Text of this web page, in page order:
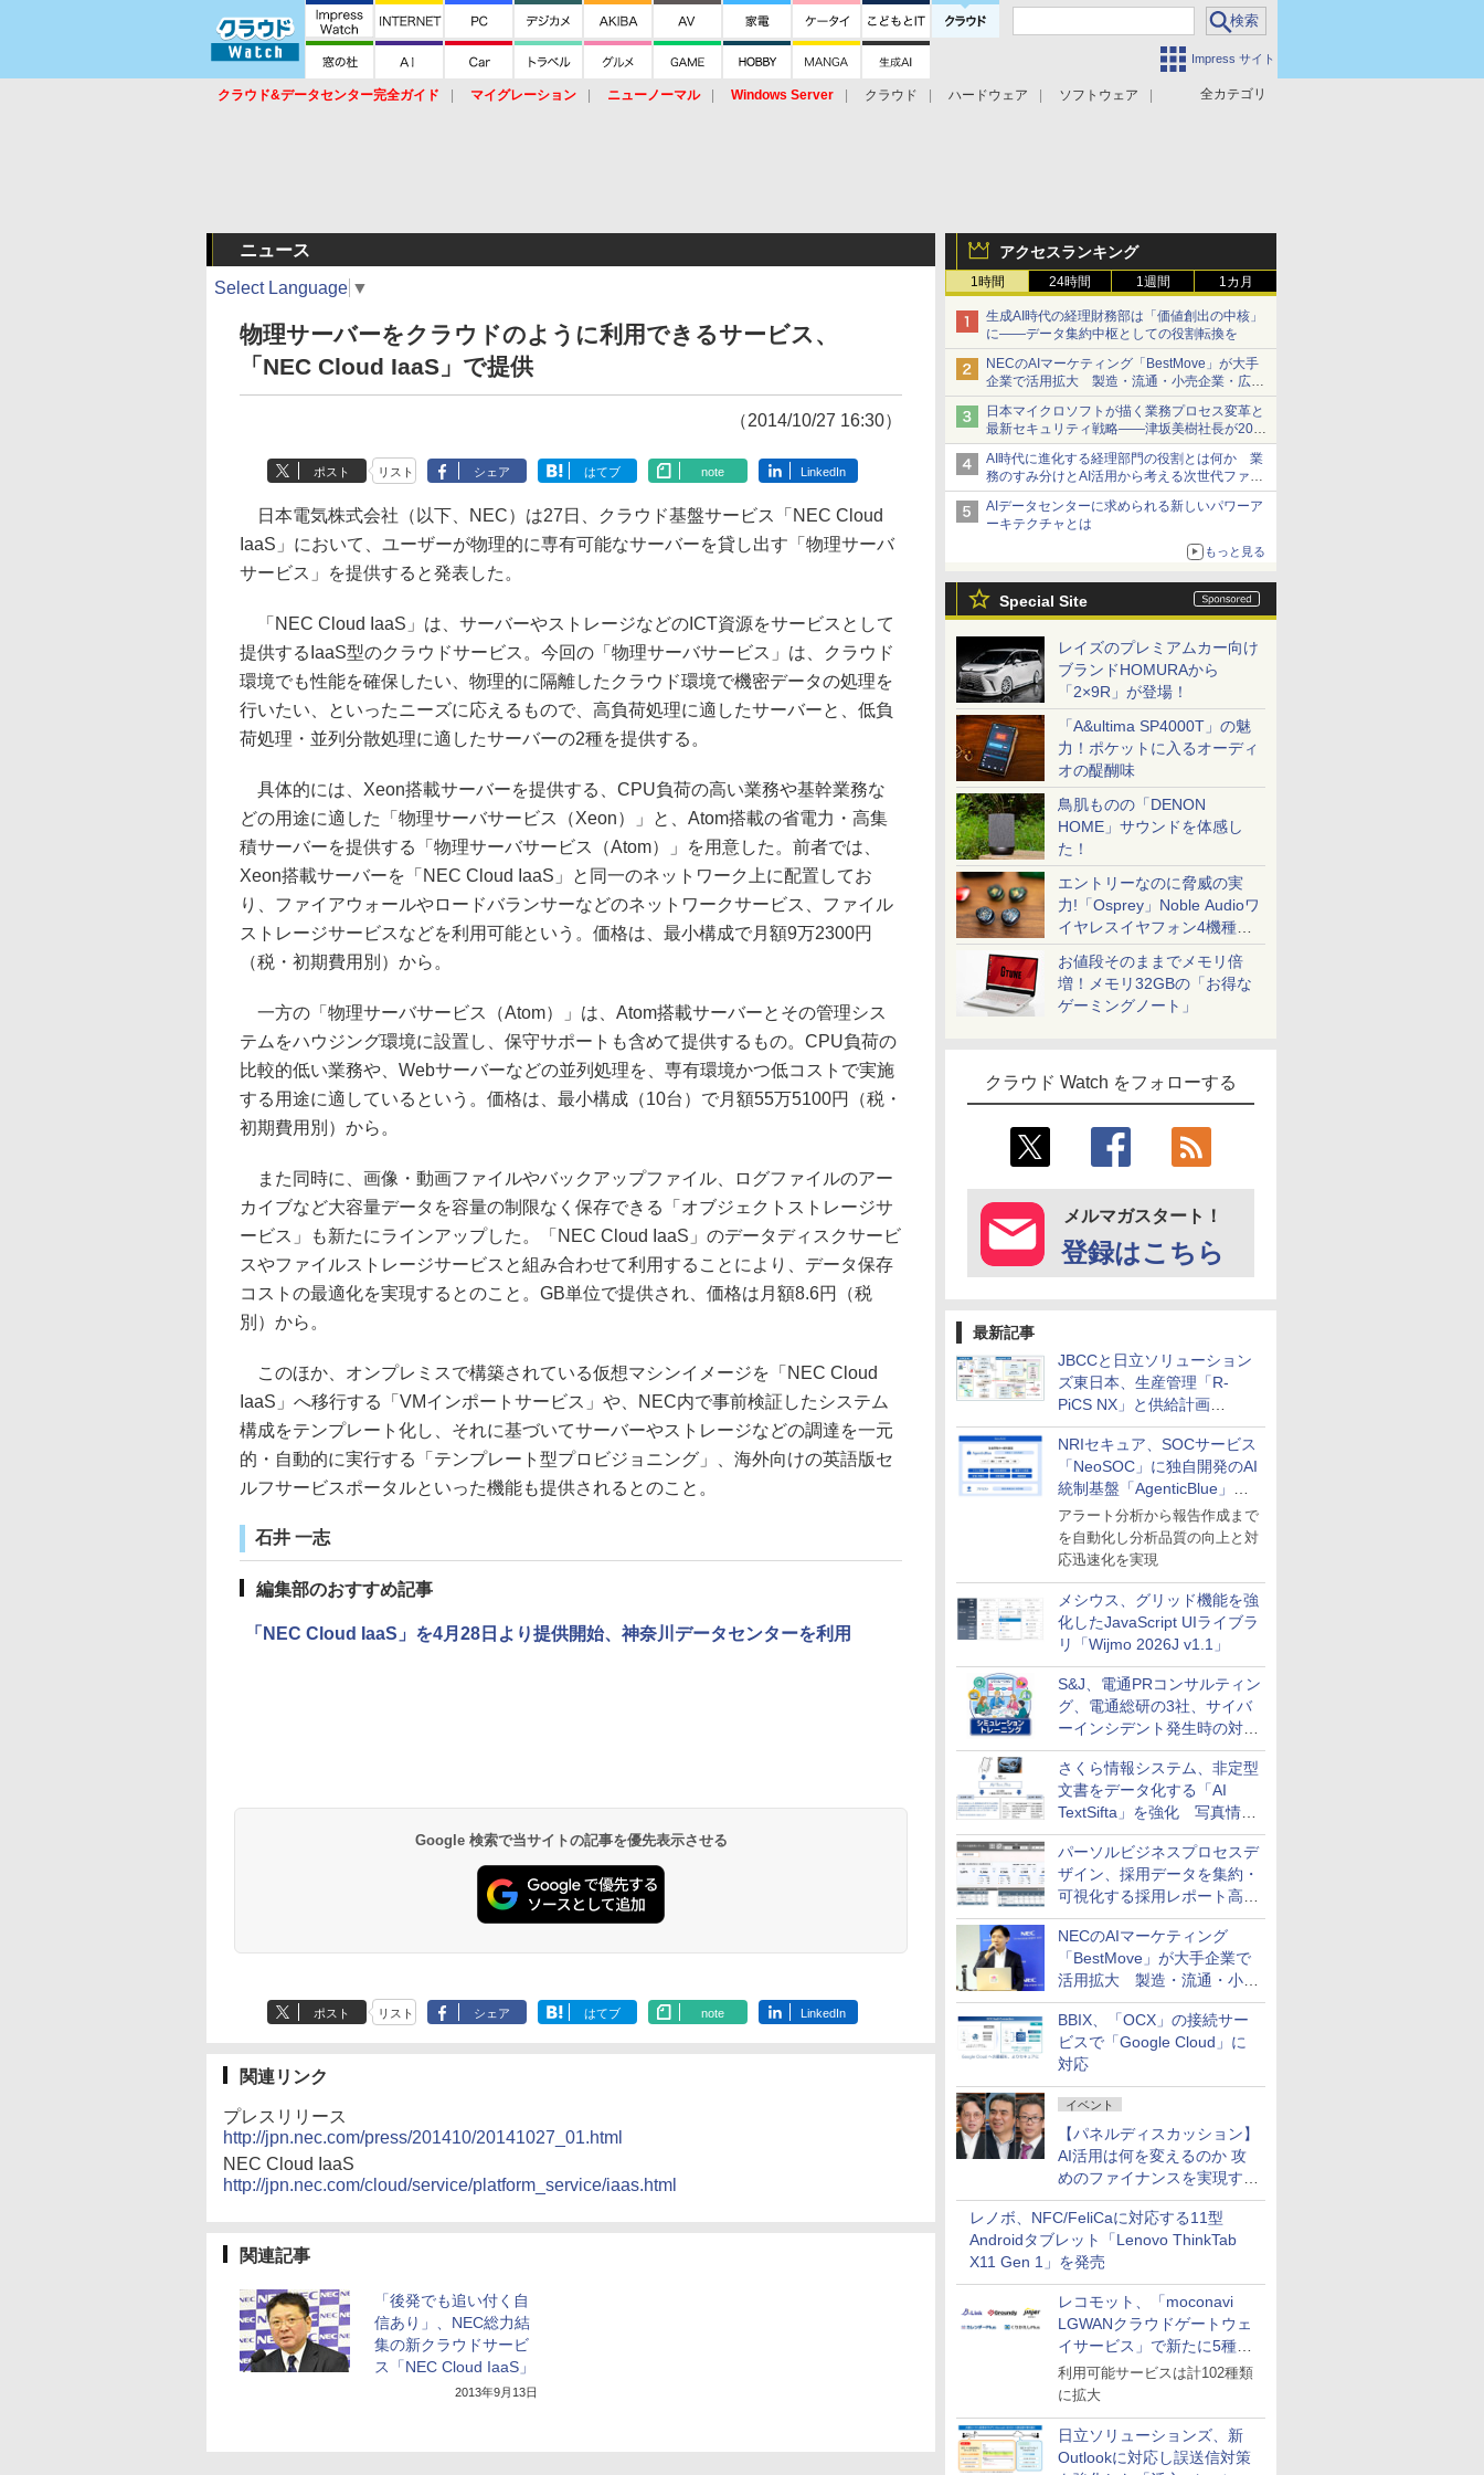
Impress サイト
全カテゴリ
クラウド&データセンター完全ガイド マイグレーション ニューノーマル Windows Server クラウド ハードウェア
ソフトウェア
アクセスランキング
1時間 24時間 1週間 1カ月
生成AI時代の経理財務部は「価値創出の中核」
に――データ集約中枢としての役割転換を
NECのAIマーケティング「BestMove」が大手
企業で活用拡大 製造・流通・小売企業・広告
代理店などが実装フェーズへ
日本マイクロソフトが描く業務プロセス変革と
最新セキュリティ戦略――津坂美樹社長が2027
年度戦略を説明
AI時代に進化する経理部門の役割とは何か 業
務のすみ分けとAI活用から考える次世代ファイ
ナンス戦略
AIデータセンターに求められる新しいパワーア
ーキテクチャとは
もっと見る
Special Site
レイズのプレミアムカー向け
ブランドHOMURAから
「2×9R」が登場！
「A&ultima SP4000T」の魅
力！ポケットに入るオーディ
オの醍醐味
鳥肌ものの「DENON
HOME」サウンドを体感し
た！
エントリーなのに脅威の実
力!「Osprey」Noble Audioワ
イヤレスイヤフォン4機種を
一気に聴く
お値段そのままでメモリ倍
増！メモリ32GBの「お得な
ゲーミングノート」
クラウド Watch をフォローする
メルマガスタート！
登録はこちら
最新記事
JBCCと日立ソリューション
ズ東日本、生産管理「R-
PiCS NX」と供給計画
「scSQUARE ISP」の連携サ
ービスを提供開始
NRIセキュア、SOCサービス
「NeoSOC」に独自開発のAI
統制基盤「AgenticBlue」を
導入
アラート分析から報告作成まで
を自動化し分析品質の向上と対
応迅速化を実現
メシウス、グリッド機能を強
化したJavaScript UIライブラ
リ「Wijmo 2026J v1.1」
S&J、電通PRコンサルティン
グ、電通総研の3社、サイバ
ーインシデント発生時の対応
と危機管理広報を一体的に訓
練するプログラムを提供
さくら情報システム、非定型
文書をデータ化する「AI
TextSifta」を強化 写真情報
のデータ化などに対応
パーソルビジネスプロセスデ
ザイン、採用データを集約・
可視化する採用レポート高速
化サービスを提供
NECのAIマーケティング
「BestMove」が大手企業で
活用拡大 製造・流通・小売
企業・広告代理店などが実装
フェーズへ
BBIX、「OCX」の接続サー
ビスで「Google Cloud」に
対応
イベント
【パネルディスカッション】
AI活用は何を変えるのか 攻
めのファイナンスを実現する
業務設計とマインドセット変
革
レノボ、NFC/FeliCaに対応する11型
Androidタブレット「Lenovo ThinkTab
X11 Gen 1」を発売
レコモット、「moconavi
LGWANクラウドゲートウェ
イサービス」で新たに5種類
のサービスと連携開始
利用可能サービスは計102種類
に拡大
日立ソリューションズ、新
Outlookに対応し誤送信対策
ニュース
Select Language ▼
物理サーバーをクラウドのように利用できるサービス、
「NEC Cloud IaaS」で提供
（2014/10/27 16:30）
ポスト リスト シェア はてブ note LinkedIn
日本電気株式会社（以下、NEC）は27日、クラウド基盤サービス「NEC Cloud
IaaS」において、ユーザーが物理的に専有可能なサーバーを貸し出す「物理サーバ
サービス」を提供すると発表した。
「NEC Cloud IaaS」は、サーバーやストレージなどのICT資源をサービスとして
提供するIaaS型のクラウドサービス。今回の「物理サーバサービス」は、クラウド
環境でも性能を確保したい、物理的に隔離したクラウド環境で機密データの処理を
行いたい、といったニーズに応えるもので、高負荷処理に適したサーバーと、低負
荷処理・並列分散処理に適したサーバーの2種を提供する。
具体的には、Xeon搭載サーバーを提供する、CPU負荷の高い業務や基幹業務な
どの用途に適した「物理サーバサービス（Xeon）」と、Atom搭載の省電力・高集
積サーバーを提供する「物理サーバサービス（Atom）」を用意した。前者では、
Xeon搭載サーバーを「NEC Cloud IaaS」と同一のネットワーク上に配置してお
り、ファイアウォールやロードバランサーなどのネットワークサービス、ファイル
ストレージサービスなどを利用可能という。価格は、最小構成で月額9万2300円
（税・初期費用別）から。
一方の「物理サーバサービス（Atom）」は、Atom搭載サーバーとその管理シス
テムをハウジング環境に設置し、保守サポートも含めて提供するもの。CPU負荷の
比較的低い業務や、Webサーバーなどの並列処理を、専有環境かつ低コストで実施
する用途に適しているという。価格は、最小構成（10台）で月額55万5100円（税・
初期費用別）から。
また同時に、画像・動画ファイルやバックアップファイル、ログファイルのアー
カイブなど大容量データを容量の制限なく保存できる「オブジェクトストレージサ
ービス」も新たにラインアップした。「NEC Cloud IaaS」のデータディスクサービ
スやファイルストレージサービスと組み合わせて利用することにより、データ保存
コストの最適化を実現するとのこと。GB単位で提供され、価格は月額8.6円（税
別）から。
このほか、オンプレミスで構築されている仮想マシンイメージを「NEC Cloud
IaaS」へ移行する「VMインポートサービス」や、NEC内で事前検証したシステム
構成をテンプレート化し、それに基づいてサーバーやストレージなどの調達を一元
的・自動的に実行する「テンプレート型プロビジョニング」、海外向けの英語版セ
ルフサービスポータルといった機能も提供されるとのこと。
石井 一志
編集部のおすすめ記事
「NEC Cloud IaaS」を4月28日より提供開始、神奈川データセンターを利用
Google 検索で当サイトの記事を優先表示させる
ポスト リスト シェア はてブ note LinkedIn
関連リンク
プレスリリース
http://jpn.nec.com/press/201410/20141027_01.html
NEC Cloud IaaS
http://jpn.nec.com/cloud/service/platform_service/iaas.html
関連記事
「後発でも追い付く自
信あり」、NEC総力結
集の新クラウドサービ
ス「NEC Cloud IaaS」
2013年9月13日